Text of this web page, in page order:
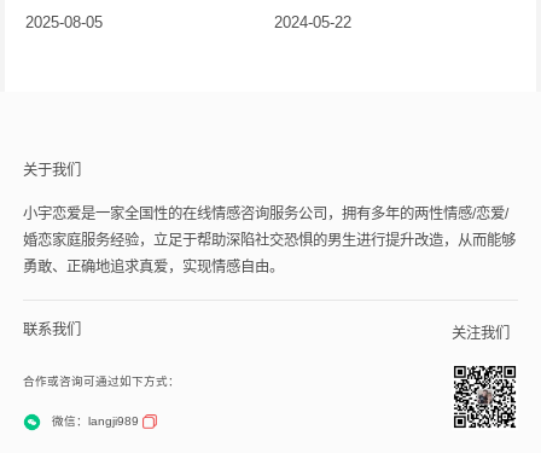
初恋？
2025-08-05
要多长时间
2024-05-22
关于我们
小宇恋爱是一家全国性的在线情感咨询服务公司，拥有多年的两性情感/恋爱/
婚恋家庭服务经验，立足于帮助深陷社交恐惧的男生进行提升改造，从而能够
勇敢、正确地追求真爱，实现情感自由。
联系我们
合作或咨询可通过如下方式：
微信：langji989
关注我们